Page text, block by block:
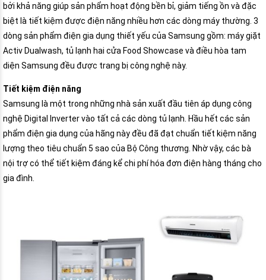
bởi khả năng giúp sản phẩm hoạt động bền bỉ, giảm tiếng ồn và đặc
biệt là tiết kiệm được điện năng nhiều hơn các dòng máy thường. 3
dòng sản phẩm điện gia dụng thiết yếu của Samsung gồm: máy giặt
Activ Dualwash, tủ lạnh hai cửa Food Showcase và điều hòa tam
diện Samsung đều được trang bị công nghệ này.
Tiết kiệm điện năng
Samsung là một trong những nhà sản xuất đầu tiên áp dụng công
nghệ Digital Inverter vào tất cả các dòng tủ lạnh. Hầu hết các sản
phẩm điện gia dụng của hãng này đều đã đạt chuẩn tiết kiệm năng
lượng theo tiêu chuẩn 5 sao của Bộ Công thương. Nhờ vậy, các bà
nội trợ có thể tiết kiệm đáng kể chi phí hóa đơn điện hàng tháng cho
gia đình.